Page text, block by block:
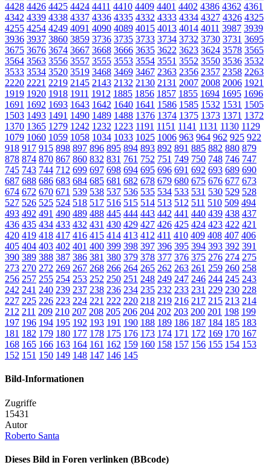
4428 4426 4425 4424 4411 4410 4409 4401 4402 4386 4362 4361
4342 4339 4338 4337 4336 4335 4332 4333 4334 4327 4326 4325
4255 4254 4249 4091 4090 4089 4015 4013 4014 4011 3987 3939
3936 3937 3860 3859 3736 3735 3733 3734 3732 3730 3731 3695
3675 3676 3674 3667 3668 3666 3635 3622 3623 3624 3578 3565
3564 3563 3556 3557 3555 3553 3554 3551 3552 3550 3536 3532
3533 3534 3520 3519 3468 3469 3467 2363 2356 2357 2358 2263
2220 2221 2219 2145 2143 2132 2130 2131 2007 2008 2006 1921
1919 1920 1918 1911 1912 1885 1856 1857 1855 1694 1695 1696
1691 1692 1693 1643 1642 1640 1641 1586 1585 1532 1531 1505
1503 1493 1491 1490 1489 1488 1376 1374 1375 1373 1371 1372
1370 1365 1279 1242 1232 1223 1191 1151 1141 1131 1130 1129
1079 1060 1059 1058 1034 1033 1025 1006 963 964 962 925 922
918 917 915 898 897 896 895 894 893 892 891 885 882 880 879
878 874 870 867 860 832 831 761 752 751 749 750 748 746 747
745 743 744 712 699 697 698 694 695 696 691 692 693 689 690
687 688 686 683 684 685 681 682 678 679 680 675 676 677 673
674 672 670 671 539 538 537 536 535 534 533 531 530 529 528
527 526 525 524 518 517 516 515 514 513 512 511 510 509 494
493 492 491 490 489 488 445 444 443 442 441 440 439 438 437
436 435 434 433 432 431 430 429 427 426 425 424 423 422 421
420 419 418 417 416 415 414 413 412 411 410 409 408 407 406
405 404 403 402 401 400 399 398 397 396 395 394 393 392 391
390 389 388 387 386 381 380 379 378 377 376 375 276 274 275
273 270 272 269 267 268 266 264 265 262 263 261 259 260 258
256 257 255 254 253 252 250 251 248 249 247 246 244 245 243
242 241 240 239 237 238 236 234 235 232 233 231 229 230 228
227 225 226 223 224 221 222 220 218 219 216 217 215 213 214
212 211 209 210 207 208 205 206 204 202 203 200 201 198 199
197 196 194 195 192 193 191 190 188 189 186 187 184 185 183
181 182 179 180 177 178 175 176 173 174 171 172 169 170 167
168 165 166 163 164 161 162 159 160 158 157 156 155 154 153
152 151 150 149 148 147 146 145
Bild-Informationen
Zugriffe
15431
Autor
Roberto Santa
Dieses Bild in Foren verlinken (BBcode)